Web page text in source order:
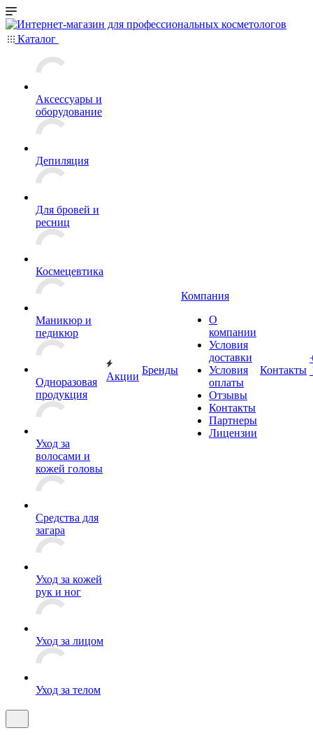
Каталог
Аксессуары и
оборудование
Депиляция
Для бровей и
ресниц
Космецевтика
Маникюр и
педикюр
Одноразовая
продукция
Уход за
волосами и
кожей головы
Средства для
загара
Уход за кожей
рук и ног
Уход за лицом
Уход за телом
Акции
Бренды
Компания
О
компании
Условия
доставки
Условия
оплаты
Отзывы
Контакты
Партнеры
Лицензии
Контакты